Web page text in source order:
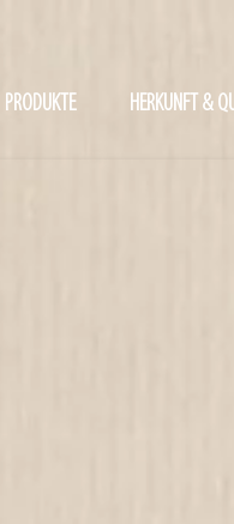
PRODUKTE HERKUNFT &